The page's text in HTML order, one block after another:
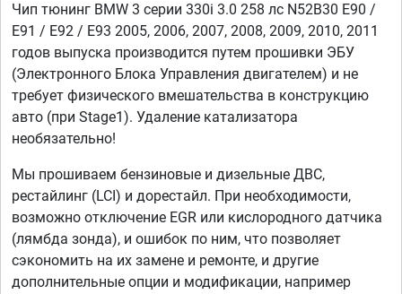
Чип тюнинг BMW 3 серии 330i 3.0 258 лс N52B30 E90 /
E91 / E92 / E93 2005, 2006, 2007, 2008, 2009, 2010, 2011
годов выпуска производится путем прошивки ЭБУ
(Электронного Блока Управления двигателем) и не
требует физического вмешательства в конструкцию
авто (при Stage1). Удаление катализатора
необязательно!
Мы прошиваем бензиновые и дизельные ДВС,
рестайлинг (LCI) и дорестайл. При необходимости,
возможно отключение EGR или кислородного датчика
(лямбда зонда), и ошибок по ним, что позволяет
сэкономить на их замене и ремонте, и другие
дополнительные опции и модификации, например